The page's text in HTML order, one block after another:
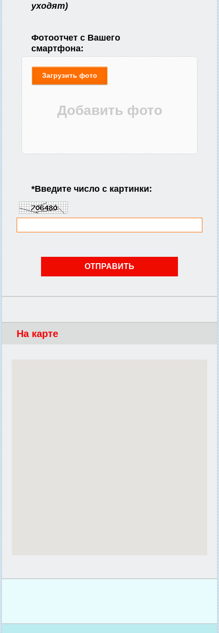
уходят)
Фотоотчет с Вашего
смартфона:
Загрузить фото
*Введите число с картинки:
На карте